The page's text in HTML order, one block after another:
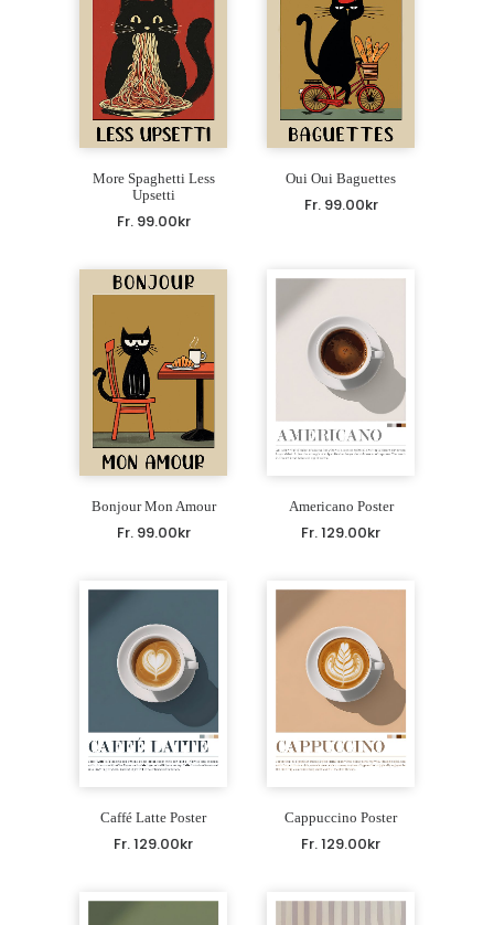
More Spaghetti Less
Upsetti
Fr. 99.00kr
Oui Oui Baguettes
Fr. 99.00kr
Bonjour Mon Amour
Fr. 99.00kr
Americano Poster
Fr.129.00kr
Caffé Latte Poster
Fr.129.00kr
Cappuccino Poster
Fr.129.00kr